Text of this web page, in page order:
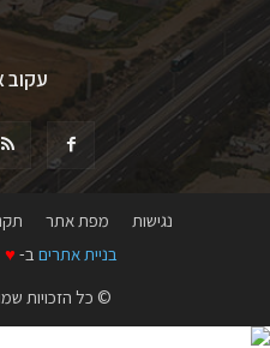
עקוב
נגישות מפת אתר
בניית אתרים ב- ♥
© כל הזכויות